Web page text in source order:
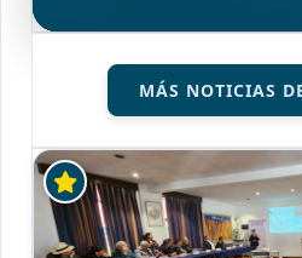
MÁS NOTICIAS